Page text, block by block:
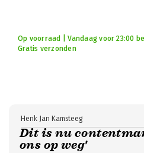
Op voorraad | Vandaag voor 23:00
Gratis verzonden
Dit is nu
ons op weg'
Henk Jan Kamsteeg